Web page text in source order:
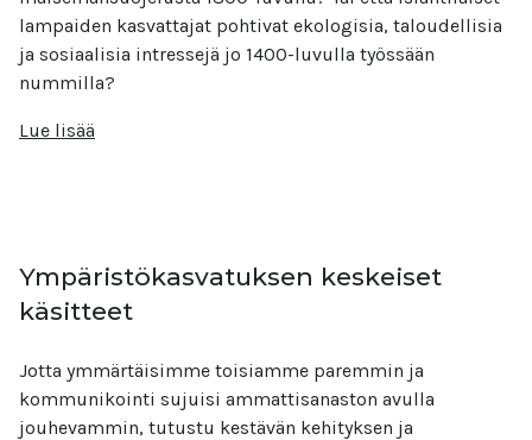
lampaiden kasvattajat pohtivat ekologisia, taloudellisia
ja sosiaalisia intressejä jo 1400-luvulla työssään
nummilla?
Lue lisää
Ympäristökasvatuksen keskeiset
käsitteet
Jotta ymmärtäisimme toisiamme paremmin ja
kommunikointi sujuisi ammattisanaston avulla
jouhevammin, tutustu kestävän kehityksen ja